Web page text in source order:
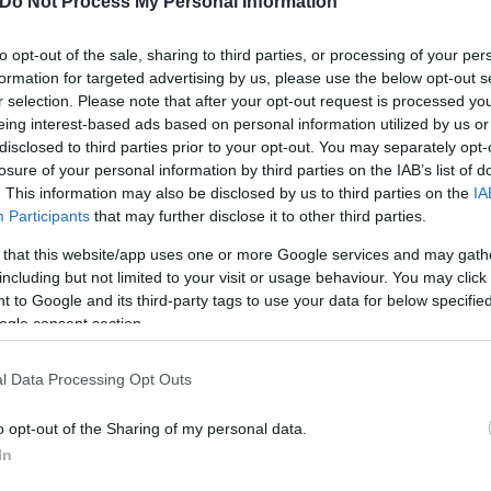
opt-out of the sale, sharing to third parties, or processing of your
for targeted advertising by us, please use the below opt-out
selection. Please note that after your opt-out request is processed
interest-based ads based on personal information utilized by us
to third parties prior to your opt-out. You may separately
of your personal information by third parties on the IAB’s list of
This information may also be disclosed by us to third parties on the
Participants that may further disclose it to other third parties.
that this website/app uses one or more Google services and may
but not limited to your visit or usage behaviour. You may
to Google and its third-party tags to use your data for below
consent section.
Data Processing Opt Outs
opt-out of the Sharing of my personal data.
ενεργειακός κολοσσός Gazprom μείωσε τις
καθυστερήσεις στην επιστροφή μιας
αναλυτικά)
Flash.grστην αναζήτηση τηςGoogle